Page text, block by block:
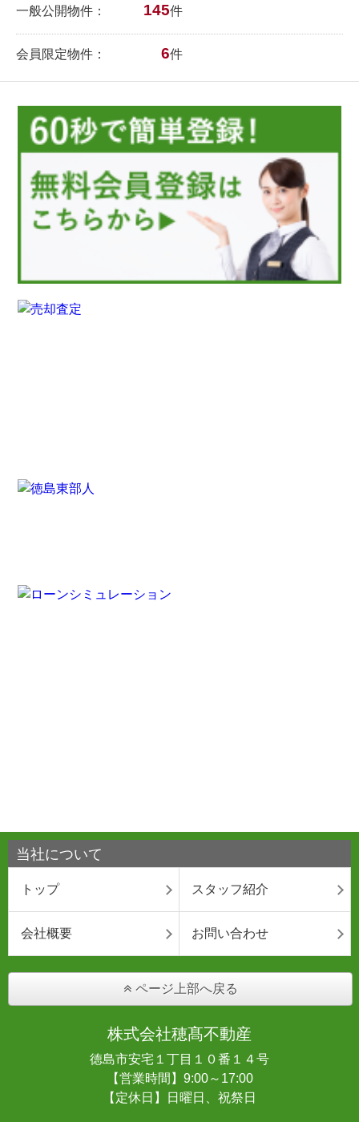
一般公開物件： 145件
会員限定物件： 6件
当社について
トップ スタッフ紹介
会社概要 お問い合わせ
ページ上部へ戻る
株式会社穂髙不動産
徳島市安宅１丁目１０番１４号
【営業時間】9:00～17:00
【定休日】日曜日、祝祭日